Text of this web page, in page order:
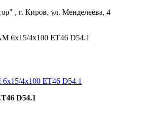
, г. Киров, ул. Менделеева, 4
4x100 ET46 D54.1
D54.1